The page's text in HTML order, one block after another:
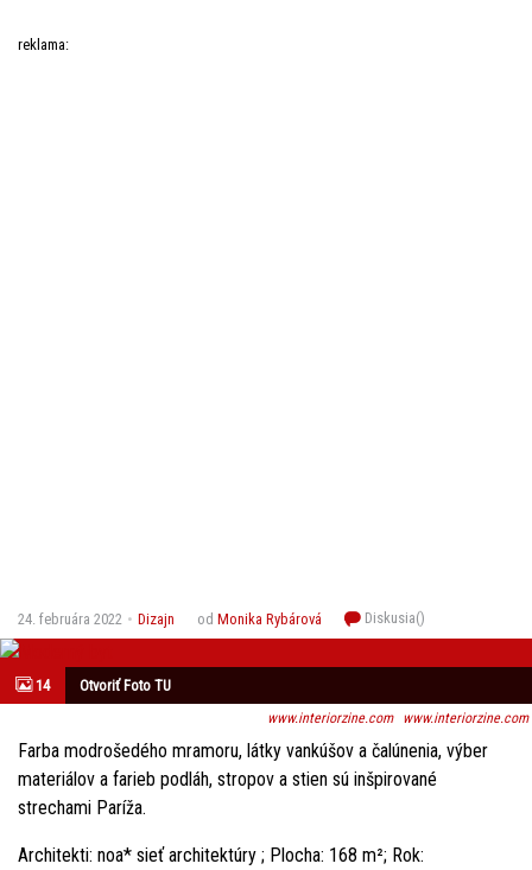
reklama:
24. februára 2022 Dizajn od Monika Rybárová Diskusia()
14 Otvoriť Foto TU
www.interiorzine.com www.interiorzine.com
Farba modrošedého mramoru, látky vankúšov a čalúnenia, výber
materiálov a farieb podláh, stropov a stien sú inšpirované
strechami Paríža.
Architekti: noa* sieť architektúry ; Plocha: 168 m²; Rok: